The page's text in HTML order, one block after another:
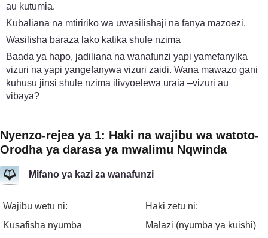
au kutumia.
Kubaliana na mtiririko wa uwasilishaji na fanya mazoezi.
Wasilisha baraza lako katika shule nzima
Baada ya hapo, jadiliana na wanafunzi yapi yamefanyika
vizuri na yapi yangefanywa vizuri zaidi. Wana mawazo gani
kuhusu jinsi shule nzima ilivyoelewa uraia –vizuri au
vibaya?
Nyenzo-rejea ya 1: Haki na wajibu wa watoto-
Orodha ya darasa ya mwalimu Nqwinda
Mifano ya kazi za wanafunzi
Wajibu wetu ni:
Haki zetu ni:
Kusafisha nyumba
Malazi (nyumba ya kuishi)